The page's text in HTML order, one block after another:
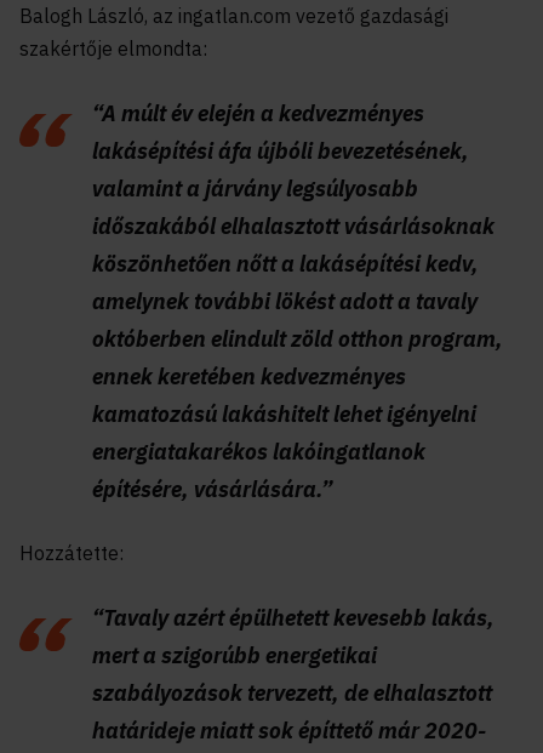
Balogh László, az ingatlan.com vezető gazdasági
szakértője elmondta:
“A múlt év elején a kedvezményes
lakásépítési áfa újbóli bevezetésének,
valamint a járvány legsúlyosabb
időszakából elhalasztott vásárlásoknak
köszönhetően nőtt a lakásépítési kedv,
amelynek további lökést adott a tavaly
októberben elindult zöld otthon program,
ennek keretében kedvezményes
kamatozású lakáshitelt lehet igényelni
energiatakarékos lakóingatlanok
építésére, vásárlására.”
Hozzátette:
“Tavaly azért épülhetett kevesebb lakás,
mert a szigorúbb energetikai
szabályozások tervezett, de elhalasztott
határideje miatt sok építtető már 2020-